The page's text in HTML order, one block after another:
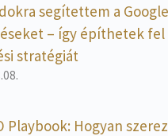
segítettem a Google
– így építhetek fel
stratégiát
Playbook: Hogyan